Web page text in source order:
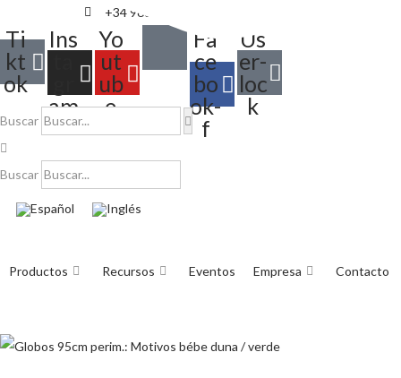
+34 968 895 287
Ti
kt
ok
Ins
am
Yo
ut
ub
e
Fa
ce
bo
ok-
f
Us
er-
loc
k
Buscar
Buscar
Productos Recursos Eventos Empresa Contacto